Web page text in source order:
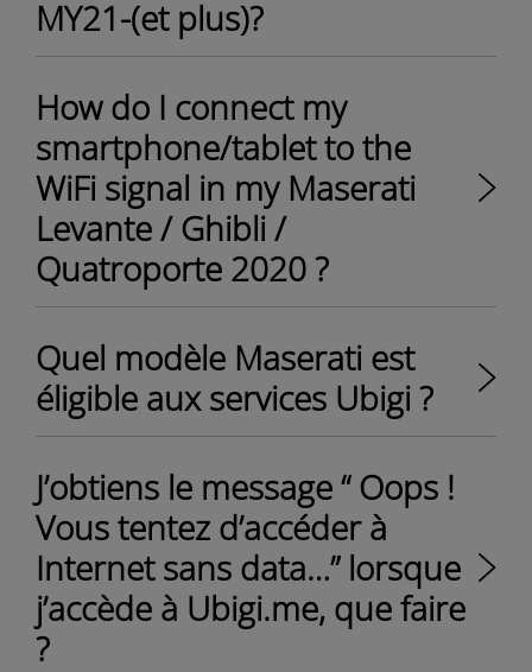
MY21-(et plus)?
How do I connect my
smartphone/tablet to the
WiFi signal in my Maserati
Levante / Ghibli /
Quatroporte 2020 ?
Quel modèle Maserati est
éligible aux services Ubigi ?
J’obtiens le message “ Oops !
Vous tentez d’accéder à
Internet sans data…” lorsque
j’accède à Ubigi.me, que faire
?